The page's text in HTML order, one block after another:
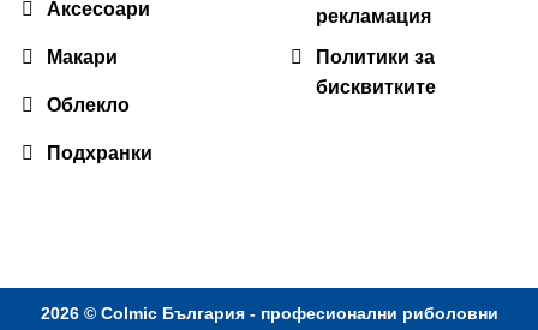
Аксесоари
Макари
Облекло
Подхранки
рекламация
Политики за
бисквитките
2026 © Colmic България - професионални риболовни